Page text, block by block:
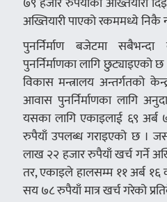
अख्तियारी पाएको रकममध्ये निकै
पुनर्निर्माण बजेटमा
पुनर्निर्माणका लागि छुट्याइएको
विकास मन्त्रालय अन्तर्गतको
आवास पुनर्निर्माणका लागि
यसका लागि एकाइलाई ६९
रुपैयाँ उपलब्ध गराइएको छ ।
लाख २२ हजार रुपैयाँ खर्च गर्ने
तर, एकाइले हालसम्म ११ अर्ब
सय ७८ रुपैयाँ मात्र खर्च गरेको